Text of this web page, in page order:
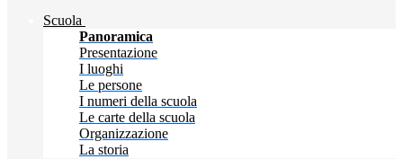
Scuola
Panoramica
Presentazione
I luoghi
Le persone
I numeri della scuola
Le carte della scuola
Organizzazione
La storia